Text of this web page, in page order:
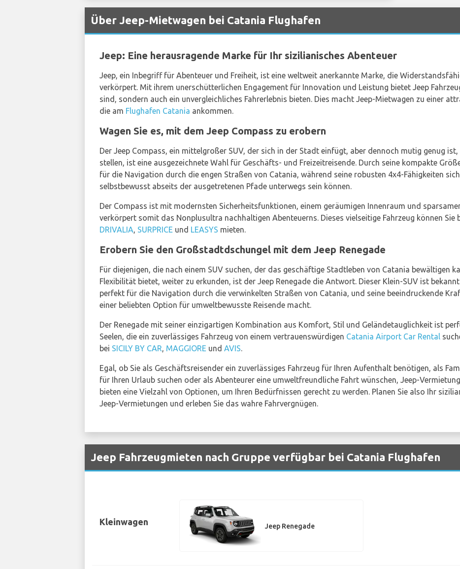
Über Jeep-Mietwagen bei Catania Flughafen
Jeep: Eine herausragende Marke für Ihr sizilianisches Abenteuer
Jeep, ein Inbegriff für Abenteuer und Freiheit, ist eine weltweit anerkannte Marke, die
verkörpert. Mit ihrem unerschütterlichen Engagement für Innovation und Leistung bietet Jeep
sind, sondern auch ein unvergleichliches Fahrerlebnis bieten. Dies macht Jeep-Mietwagen zu einer
die am Flughafen Catania ankommen.
Wagen Sie es, mit dem Jeep Compass zu erobern
Der Jeep Compass, ein mittelgroßer SUV, der sich in der Stadt einfügt, aber dennoch mutig genug ist,
stellen, ist eine ausgezeichnete Wahl für Geschäfts- und Freizeitreisende. Durch seine kompakte
für die Navigation durch die engen Straßen von Catania, während seine robusten 4x4-Fähigkeiten
selbstbewusst abseits der ausgetretenen Pfade unterwegs sein können.
Der Compass ist mit modernsten Sicherheitsfunktionen, einem geräumigen Innenraum und
verkörpert somit das Nonplusultra nachhaltigen Abenteuerns. Dieses vielseitige Fahrzeug können Sie
DRIVALIA, SURPRICE und LEASYS mieten.
Erobern Sie den Großstadtdschungel mit dem Jeep Renegade
Für diejenigen, die nach einem SUV suchen, der das geschäftige Stadtleben von Catania bewältigen
Flexibilität bietet, weiter zu erkunden, ist der Jeep Renegade die Antwort. Dieser Klein-SUV ist
perfekt für die Navigation durch die verwinkelten Straßen von Catania, und seine beeindruckende
einer beliebten Option für umweltbewusste Reisende macht.
Der Renegade mit seiner einzigartigen Kombination aus Komfort, Stil und Geländetauglichkeit ist
Seelen, die ein zuverlässiges Fahrzeug von einem vertrauenswürdigen Catania Airport Car Rental
bei SICILY BY CAR, MAGGIORE und AVIS.
Egal, ob Sie als Geschäftsreisender ein zuverlässiges Fahrzeug für Ihren Aufenthalt benötigen, als
für Ihren Urlaub suchen oder als Abenteurer eine umweltfreundliche Fahrt wünschen, Jeep-
bieten eine Vielzahl von Optionen, um Ihren Bedürfnissen gerecht zu werden. Planen Sie also Ihr
Jeep-Vermietungen und erleben Sie das wahre Fahrvergnügen.
Jeep Fahrzeugmieten nach Gruppe verfügbar bei Catania Flughafen
Kleinwagen Jeep Renegade